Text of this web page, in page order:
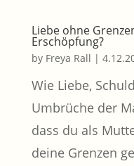
Liebe ohne
Erschöpfung?
by Freya Rall |
Wie Liebe,
Umbrüche der
dass du als
deine Grenzen